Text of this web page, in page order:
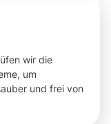
wir die
um
und frei von